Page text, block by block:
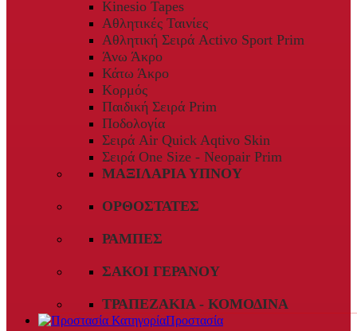
Kinesio Tapes
Αθλητικές Ταινίες
Αθλητική Σειρά Activo Sport Prim
Άνω Άκρο
Κάτω Άκρο
Κορμός
Παιδική Σειρά Prim
Ποδολογία
Σειρά Air Quick Aqtivo Skin
Σειρά One Size - Neopair Prim
ΜΑΞΙΛΆΡΙΑ ΎΠΝΟΥ
ΟΡΘΟΣΤΆΤΕΣ
ΡΆΜΠΕΣ
ΣΆΚΟΙ ΓΕΡΑΝΟΎ
ΤΡΑΠΕΖΆΚΙΑ - ΚΟΜΟΔΊΝΑ
Προστασία